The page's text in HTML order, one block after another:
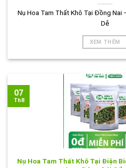
Nụ Hoa Tam Thất Khô Tại Đồng Nai
Dễ
XEM THÊM
Nụ Hoa Tam Thất Khô Tại Điện
07
Th8